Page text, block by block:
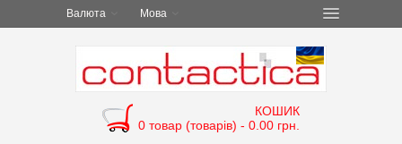
Валюта Мова
КОШИК
0 товар (товарів) - 0.00 грн.